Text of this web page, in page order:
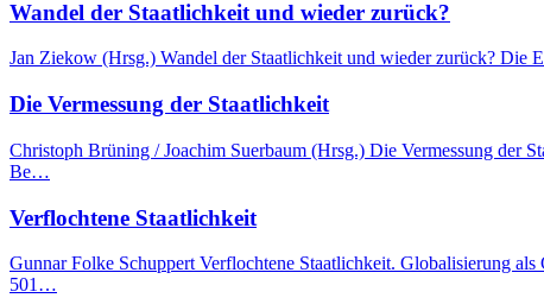
Wandel der Staatlichkeit und wieder zurück?
Jan Ziekow (Hrsg.) Wandel der Staatlichkeit und wieder zurück?
Die Vermessung der Staatlichkeit
Christoph Brüning / Joachim Suerbaum (Hrsg.) Die Vermessung der
Be…
Verflochtene Staatlichkeit
Gunnar Folke Schuppert Verflochtene Staatlichkeit. Globalisierung
501…